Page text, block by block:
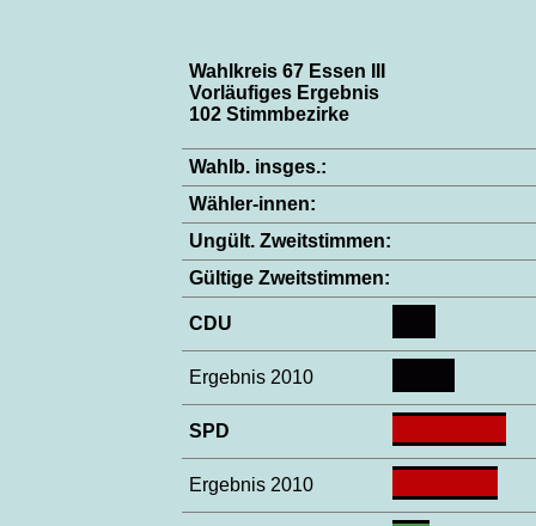
Wahlkreis 67 Essen III
Vorläufiges Ergebnis
102 Stimmbezirke
Wahlb. insges.:
Wähler-innen:
Ungült. Zweitstimmen:
Gültige Zweitstimmen:
CDU
Ergebnis 2010
SPD
Ergebnis 2010